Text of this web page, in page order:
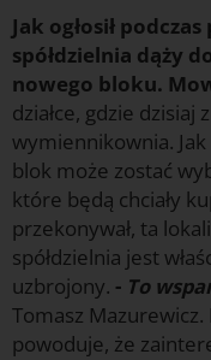
Jak ogłosił
spółdzielnia dąży
nowego bloku.
działce, gdzie dzisiaj
wymiennikownia.
blok może zostać
które będą chciały
przekonywał, ta
spółdzielnia jest
uzbrojony. - To
Tomasz Mazurewicz.
powoduje, że